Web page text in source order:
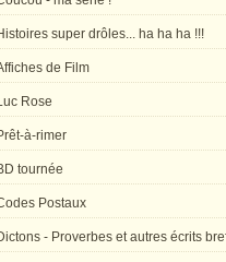
super drôles... ha ha ha !!!
de Film
Rose
à-rimer
tournée
Postaux
- Proverbes et autres écrits